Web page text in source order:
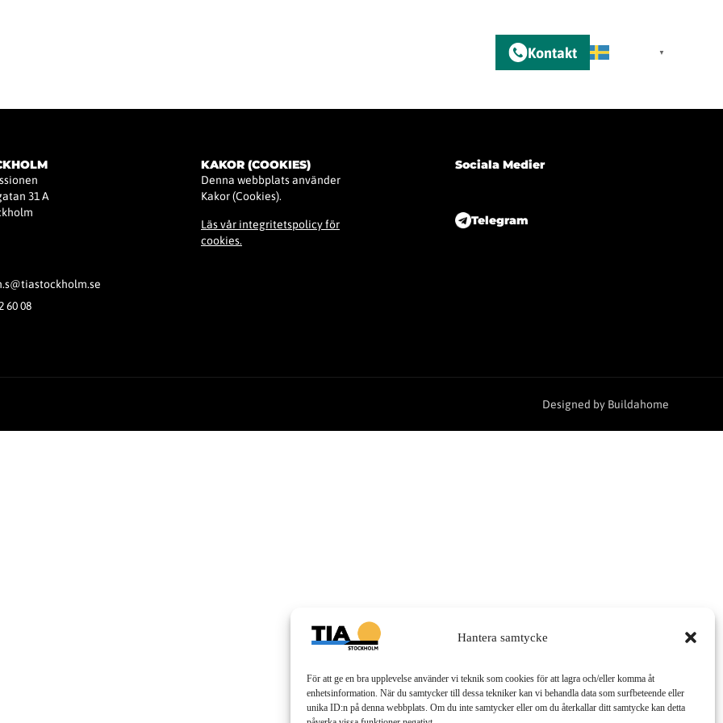
Hantera samtycke
För att ge en bra upplevelse använder vi teknik som cookies för att lagra och/eller komma åt
enhetsinformation. När du samtycker till dessa tekniker kan vi behandla data som surfbeteende eller
unika ID:n på denna webbplats. Om du inte samtycker eller om du återkallar ditt samtycke kan detta
Kontakt ▼
31 A
60 08
KAKOR (COOKIES)
Denna webbplats använder
Kakor (Cookies).
Läs vår integritetspolicy för
cookies.
Sociala Medier
Telegram
Designed by Buildahome